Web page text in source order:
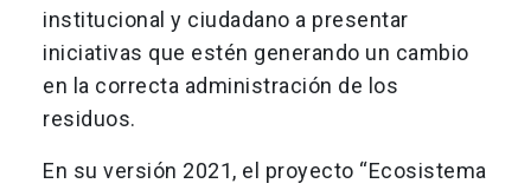
institucional y ciudadano a presentar
iniciativas que estén generando un cambio
en la correcta administración de los
residuos.
En su versión 2021, el proyecto “Ecosistema